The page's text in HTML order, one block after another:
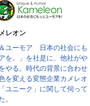
レオン
＆ユーモア 日本の社会にも
を。」を社是に、他社がや
やる。時代の背景に合わせ
を変える変態企業カメレオ
ユニーク」に関して伺って
。